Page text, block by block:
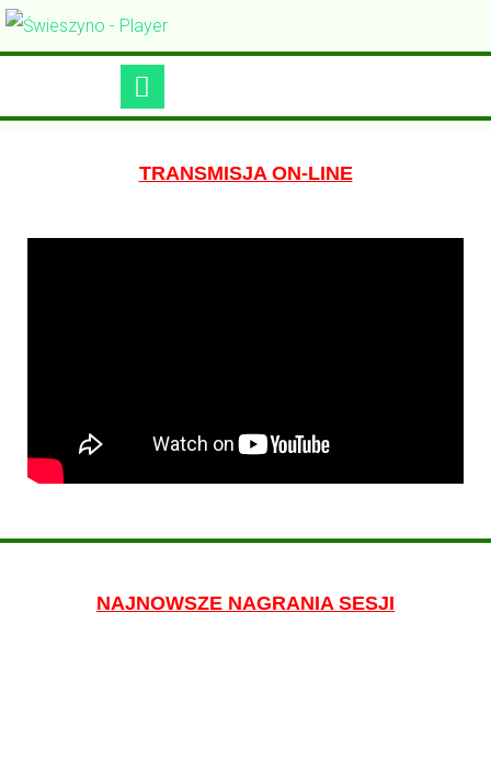
TRANSMISJA ON-LINE
NAJNOWSZE NAGRANIA SESJI